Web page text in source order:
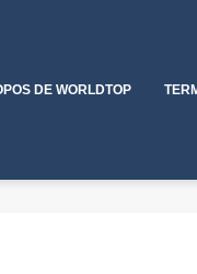
DE WORLDTOP